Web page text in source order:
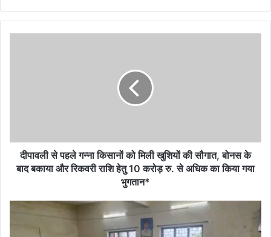
की
सौगात,
बोनस
बकाया
दीपावली से पहले गन्ना किसानों को मिली खुशियों की सौगात, बोनस के
बाद बकाया और रिकवरी राशि हेतु 10 करोड़ रु. से अधिक का किया गया
भुगतान*
मतदाताओं